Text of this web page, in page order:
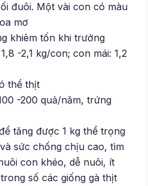
đuôi. Một vài con có màu
mơ
khiêm tốn khi trưởng
-2,1 kg/con; con mái: 1,2
thể thịt
-200 quả/năm, trứng
tăng được 1 kg thể trọng
sức chống chịu cao, tìm
con khéo, dễ nuôi, ít
số các giống gà thịt